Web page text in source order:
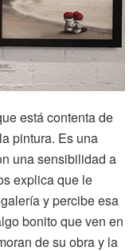
está contenta de
pintura. Es una
una sensibilidad a
explica que le
y percibe esa
bonito que ven en
de su obra y la